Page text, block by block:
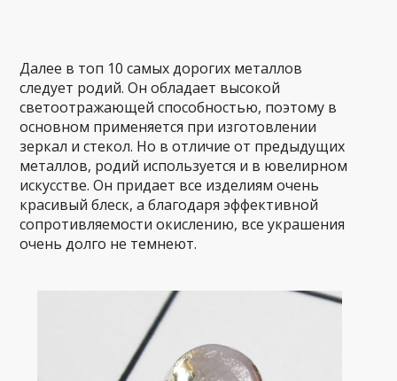
Далее в топ 10 самых дорогих металлов
следует родий. Он обладает высокой
светоотражающей способностью, поэтому в
основном применяется при изготовлении
зеркал и стекол. Но в отличие от предыдущих
металлов, родий используется и в ювелирном
искусстве. Он придает все изделиям очень
красивый блеск, а благодаря эффективной
сопротивляемости окислению, все украшения
очень долго не темнеют.